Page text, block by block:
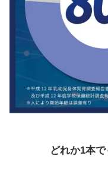
どれか1本で